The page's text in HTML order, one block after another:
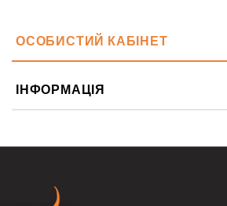
ОСОБИСТИЙ КАБІНЕТ
ІНФОРМАЦІЯ